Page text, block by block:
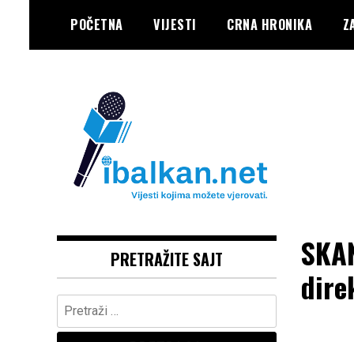
content
POČETNA VIJESTI CRNA HRONIKA
IBALKAN
PRETRAŽITE SAJT
Pretraga: